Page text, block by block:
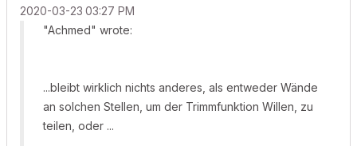
‎2020-03-23 03:27 PM
"Achmed" wrote:
...bleibt wirklich nichts anderes, als entweder Wände
an solchen Stellen, um der Trimmfunktion Willen, zu
teilen, oder ...